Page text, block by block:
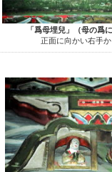
「爲母埋兒」（母の爲
正面に向かい右手